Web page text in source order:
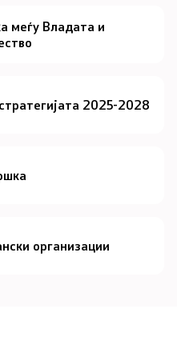
седниците на
меѓу Владата и
2025-2028
организации